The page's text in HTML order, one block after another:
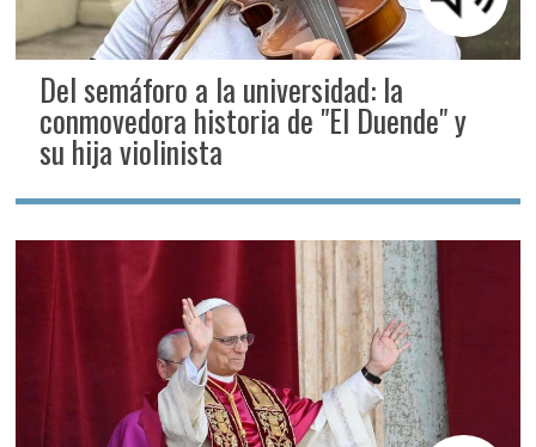
Del semáforo a la universidad: la
conmovedora historia de "El Duende" y
su hija violinista